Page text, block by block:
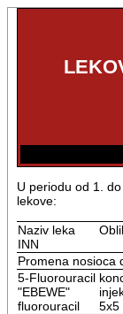
U periodu od 1.
lekove:
Naziv leka
INN
Promena nosioca
5-Fluorouracil
"EBEWE"
fluorouracil
5x5